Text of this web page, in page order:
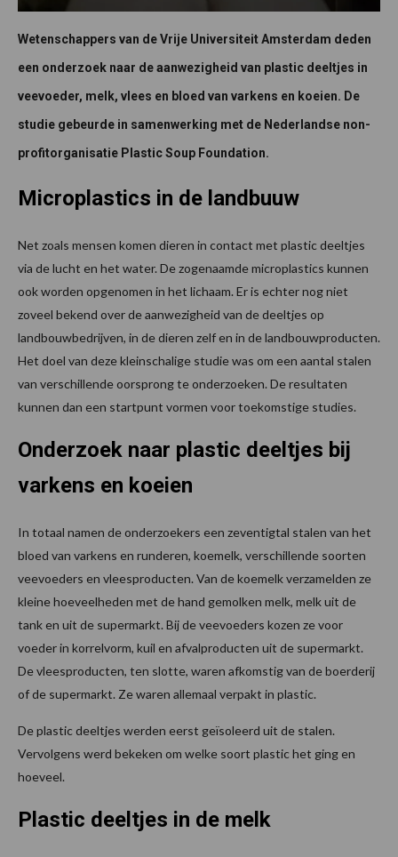
Wetenschappers van de Vrije Universiteit Amsterdam deden
een onderzoek naar de aanwezigheid van plastic deeltjes in
veevoeder, melk, vlees en bloed van varkens en koeien. De
studie gebeurde in samenwerking met de Nederlandse non-
profitorganisatie Plastic Soup Foundation.
Microplastics in de landbuuw
Net zoals mensen komen dieren in contact met plastic deeltjes
via de lucht en het water. De zogenaamde microplastics kunnen
ook worden opgenomen in het lichaam. Er is echter nog niet
zoveel bekend over de aanwezigheid van de deeltjes op
landbouwbedrijven, in de dieren zelf en in de landbouwproducten.
Het doel van deze kleinschalige studie was om een aantal stalen
van verschillende oorsprong te onderzoeken. De resultaten
kunnen dan een startpunt vormen voor toekomstige studies.
Onderzoek naar plastic deeltjes bij
varkens en koeien
In totaal namen de onderzoekers een zeventigtal stalen van het
bloed van varkens en runderen, koemelk, verschillende soorten
veevoeders en vleesproducten. Van de koemelk verzamelden ze
kleine hoeveelheden met de hand gemolken melk, melk uit de
tank en uit de supermarkt. Bij de veevoeders kozen ze voor
voeder in korrelvorm, kuil en afvalproducten uit de supermarkt.
De vleesproducten, ten slotte, waren afkomstig van de boerderij
of de supermarkt. Ze waren allemaal verpakt in plastic.
De plastic deeltjes werden eerst geïsoleerd uit de stalen.
Vervolgens werd bekeken om welke soort plastic het ging en
hoeveel.
Plastic deeltjes in de melk